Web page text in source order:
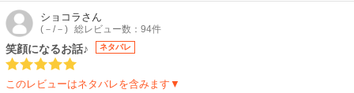
則義
音楽】
OP:suis from ヨルシカ「猫日」 / ED:shallm「ただいまの場所」
関連リンク】
公式サイト「猫と竜」
ショコラ さん
(－/－) 総レビュー数：94件
笑顔になるお話♪ ネタバレ
このレビューはネタバレを含みます▼